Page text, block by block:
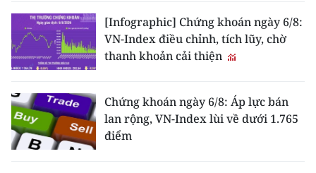
[Infographic] Chứng khoán ngày 6/8:
VN-Index điều chỉnh, tích lũy, chờ
thanh khoản cải thiện
Chứng khoán ngày 6/8: Áp lực bán
lan rộng, VN-Index lùi về dưới 1.765
điểm